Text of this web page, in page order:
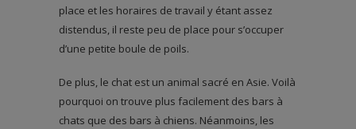
place et les horaires de travail y étant assez
distendus, il reste peu de place pour s’occuper
d’une petite boule de poils.
De plus, le chat est un animal sacré en Asie. Voilà
pourquoi on trouve plus facilement des bars à
chats que des bars à chiens. Néanmoins, les